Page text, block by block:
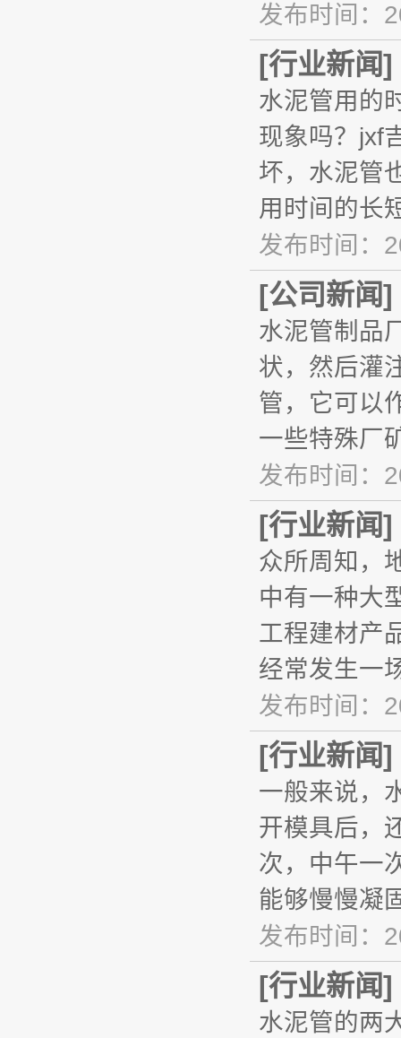
发布时间：
[行业新闻]
水泥管用的
现象吗？jxf
坏，水泥管
用时间的长
发布时间：
[公司新闻]
水泥管制品
状，然后灌
管，它可以
一些特殊厂
发布时间：
[行业新闻]
众所周知，
中有一种大
工程建材产
经常发生一
发布时间：
[行业新闻]
一般来说，
开模具后，
次，中午一
能够慢慢凝
发布时间：
[行业新闻]
水泥管的两